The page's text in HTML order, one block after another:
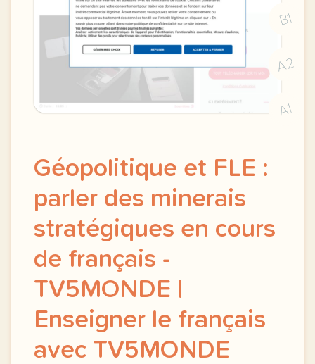
B1
A2
A1
Géopolitique et FLE :
parler des minerais
stratégiques en cours
de français -
TV5MONDE |
Enseigner le français
avec TV5MONDE